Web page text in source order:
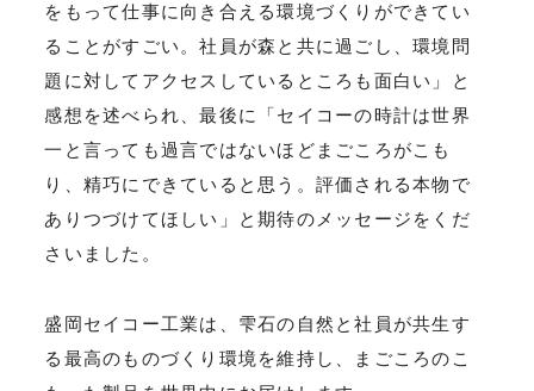
をもって仕事に向き合える環境づくりができてい
ることがすごい。社員が森と共に過ごし、環境問
題に対してアクセスしているところも面白い」と
感想を述べられ、最後に「セイコーの時計は世界
一と言っても過言ではないほどまごころがこも
り、精巧にできていると思う。評価される本物で
ありつづけてほしい」と期待のメッセージをくだ
さいました。
盛岡セイコー工業は、雫石の自然と社員が共生す
る最高のものづくり環境を維持し、まごころのこ